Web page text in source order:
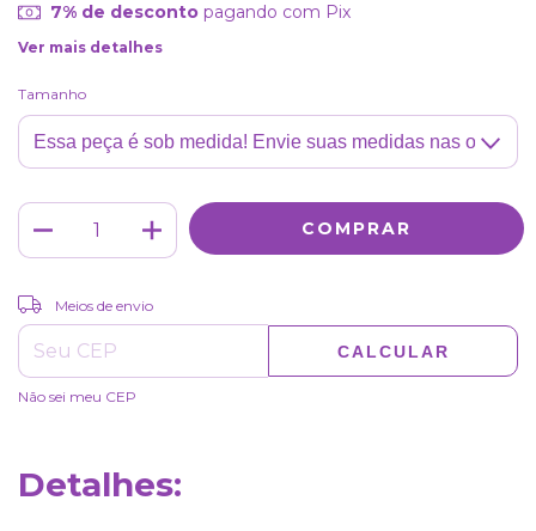
7% de descontopagando com Pix
Ver mais detalhes
Tamanho
Entregas para o CEP:
Meios de envio
CALCULAR
Não sei meu CEP
Detalhes: